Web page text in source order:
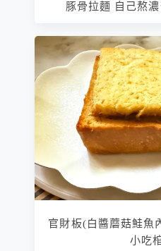
豚骨拉麵 自己熬
官財板(白醬蘑菇鮭魚
小吃